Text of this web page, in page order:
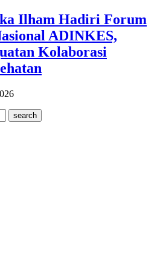
Ilham Hadiri Forum
ADINKES,
Kolaborasi